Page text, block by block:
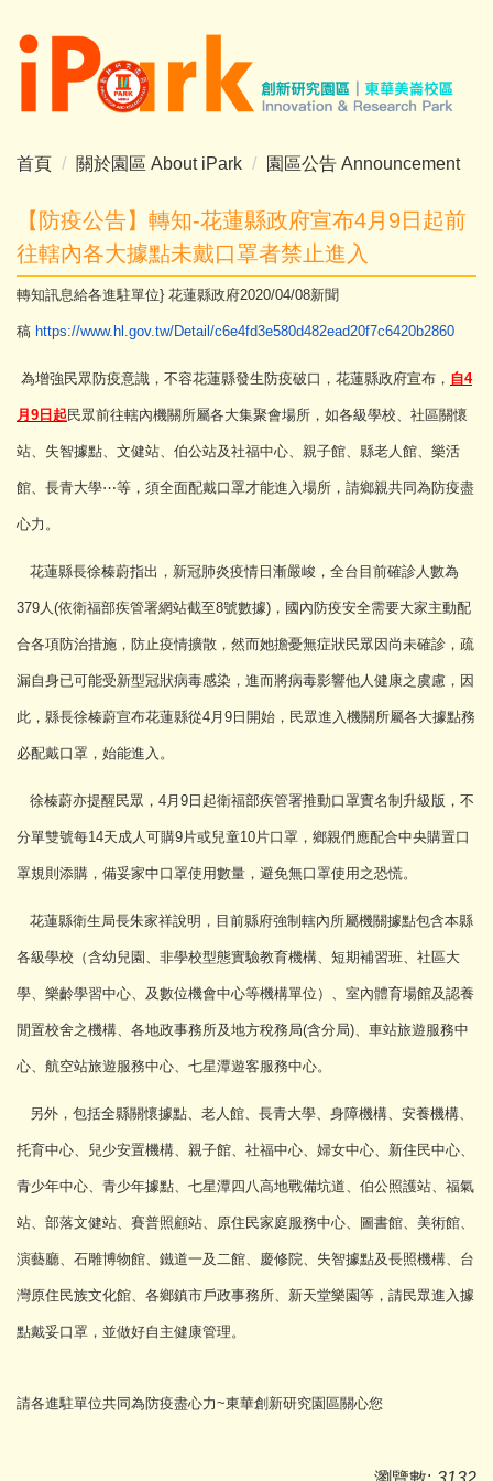
到
區
首頁 關於園區 About iPark 園區公告 Announcement
【防疫公告】轉知-花蓮縣政府宣布4月9日起前
往轄內各大據點未戴口罩者禁止進入
轉知訊息給各進駐單位} 花蓮縣政府2020/04/08新聞
稿 https://www.hl.gov.tw/Detail/c6e4fd3e580d482ead20f7c6420b2860
為增強民眾防疫意識，不容花蓮縣發生防疫破口， 花蓮縣政府宣布， 自4
月9日起民眾前往轄內機關所屬各大集聚會場所，如各級學校、 社區關懷
站、失智據點、文健站、伯公站及社福中心、親子館、 縣老人館、樂活
館、長青大學⋯等，須全面配戴口罩才能進入場所， 請鄉親共同為防疫盡
心力。
花蓮縣長徐榛蔚指出，新冠肺炎疫情日漸嚴峻， 全台目前確診人數為
379人(依衛福部疾管署網站截至8號數據) ，國內防疫安全需要大家主動配
合各項防治措施，防止疫情擴散， 然而她擔憂無症狀民眾因尚未確診， 疏
漏自身已可能受新型冠狀病毒感染， 進而將病毒影響他人健康之虞慮，因
此， 縣長徐榛蔚宣布花蓮縣從4月9日開始， 民眾進入機關所屬各大據點務
必配戴口罩，始能進入。
徐榛蔚亦提醒民眾， 4月9日起衛福部疾管署推動口罩實名制升級版， 不
分單雙號每14天成人可購9片或兒童10片口罩， 鄉親們應配合中央購置口
罩規則添購，備妥家中口罩使用數量， 避免無口罩使用之恐慌。
花蓮縣衛生局長朱家祥說明， 目前縣府強制轄內所屬機關據點包含本縣
各級學校（含幼兒園、 非學校型態實驗教育機構、短期補習班、社區大
學、樂齡學習中心、 及數位機會中心等機構單位）、 室內體育場館及認養
閒置校舍之機構、各地政事務所及地方稅務局(含分局)、車站旅遊服務中
心、航空站旅遊服務中心、 七星潭遊客服務中心。
另外，包括全縣關懷據點、老人館、長青大學、身障機構、 安養機構、
托育中心、兒少安置機構、親子館、社福中心、 婦女中心、新住民中心、
青少年中心、青少年據點、 七星潭四八高地戰備坑道、伯公照護站、福氣
站、部落文健站、 賽普照顧站、原住民家庭服務中心、圖書館、美術館、
演藝廳、 石雕博物館、鐵道一及二館、慶修院、失智據點及長照機構、 台
灣原住民族文化館、各鄉鎮市戶政事務所、新天堂樂園等， 請民眾進入據
點戴妥口罩，並做好自主健康管理。
請各進駐單位共同為防疫盡心力~東華創新研究園區關心您